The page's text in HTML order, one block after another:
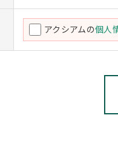
アクシアムの個人